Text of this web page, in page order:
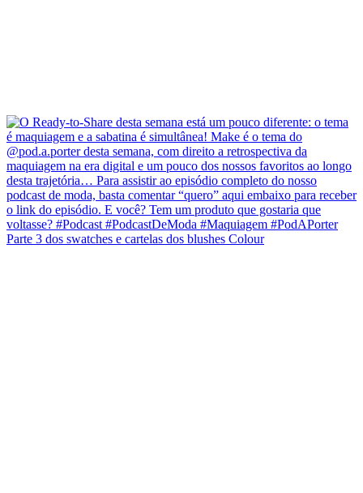
Parte 3 dos swatches e cartelas dos blushes Colour